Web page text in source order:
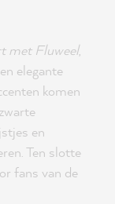
met Fluweel,
elegante
komen
en
Ten slotte
fans van de